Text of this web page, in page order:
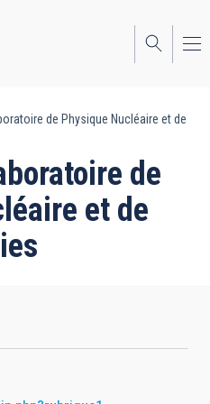
de Physique Nucléaire et de
de
et de